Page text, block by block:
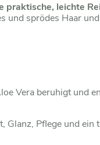
praktische, leichte
sprödes Haar
Vera beruhigt und
Pflege und